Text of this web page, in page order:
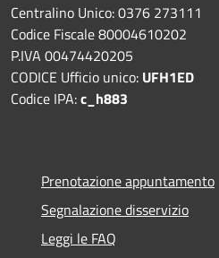
Centralino Unico: 0376 273111
Codice Fiscale 80004610202
P.IVA 00474420205
CODICE Ufficio unico: UFH1ED
Codice IPA:c_h883
Prenotazione appuntamento
Segnalazione disservizio
Leggi le FAQ